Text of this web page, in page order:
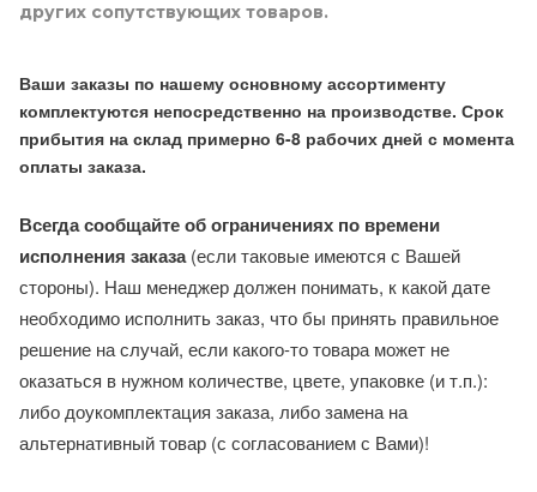
других сопутствующих товаров.
Ваши заказы по нашему основному ассортименту
комплектуются непосредственно на производстве. Срок
прибытия на склад примерно 6-8 рабочих дней с момента
оплаты заказа.
Всегда сообщайте об ограничениях по времени
исполнения заказа(если таковые имеются с Вашей
стороны). Наш менеджер должен понимать, к какой дате
необходимо исполнить заказ, что бы принять правильное
решение на случай, если какого-то товара может не
оказаться в нужном количестве, цвете, упаковке (и т.п.):
либо доукомплектация заказа, либо замена на
альтернативный товар (с согласованием с Вами)!